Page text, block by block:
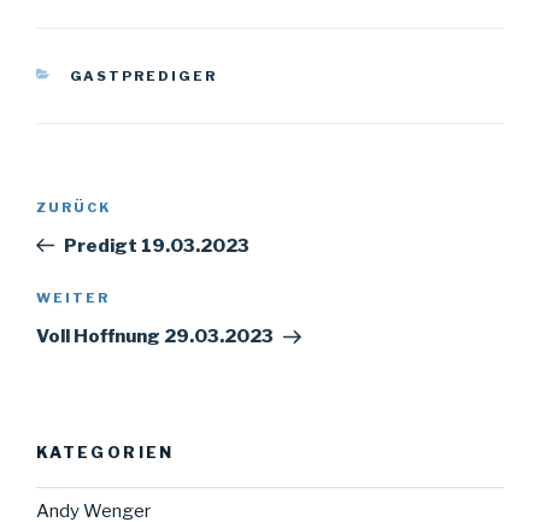
KATEGORIEN
GASTPREDIGER
Vorheriger
Beitrag
ZURÜCK
Predigt 19.03.2023
Nächster
Beitrag
WEITER
Voll Hoffnung 29.03.2023
KATEGORIEN
Andy Wenger